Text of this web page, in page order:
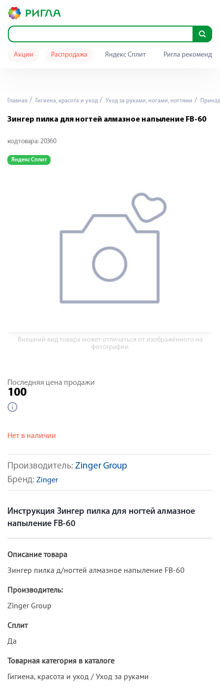
Акции Распродажа Яндекс Сплит Ригла
Главная Гигиена, красота и уход Уход за руками, ногами, ногтями
Зингер пилка для ногтей алмазное напыление FB-60
код товара: 20360
Яндекс Сплит
Внешний вид товара может отличаться от изображённого на
фотографии
Производитель: Zinger Group
Бренд: Zinger
Последняя цена продажи
100
Нет в наличии
Инструкция Зингер пилка для ногтей алмазное
напыление FB-60
Описание товара
Зингер пилка д/ногтей алмазное напыление FB-60
Производитель:
Zinger Group
Сплит
Да
Товарная категория в каталоге
Гигиена, красота и уход / Уход за руками